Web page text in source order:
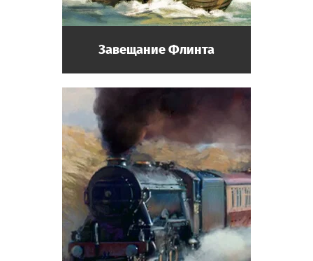
Завещание Флинта